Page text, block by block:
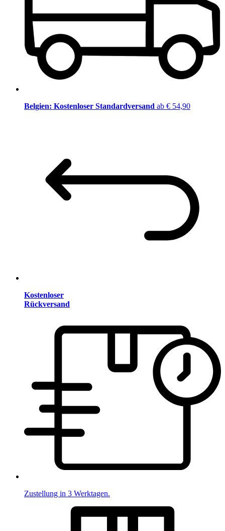
Belgien: Kostenloser Standardversand ab € 54,90
Kostenloser
Rückversand
Zustellung in 3 Werktagen.